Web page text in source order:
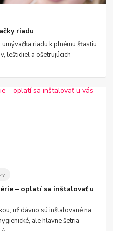
riadu
riadu k plnému šťastiu
leštidiel a ošetrujúcich
– oplatí sa inštalovať u
už dávno sú inštalované na
ale hlavne šetria